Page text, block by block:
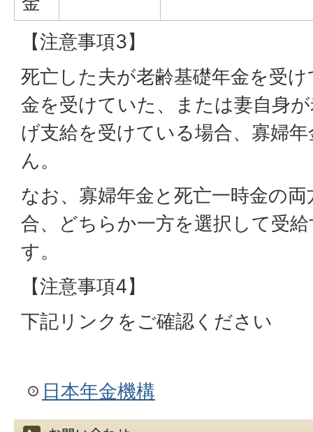
【注意事項3】
死亡した夫が老齢基礎年金を受
金を受けていた、または妻自身
げ支給を受けている場合、寡婦
ん。
なお、寡婦年金と死亡一時金の
合、どちらか一方を選択して受
す。
【注意事項4】
下記リンクをご確認ください
日本年金機構